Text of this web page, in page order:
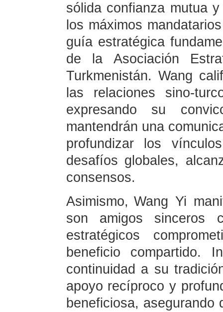
sólida confianza mutua
los máximos
guía estratégica
de la Asociación
Turkmenistán. Wang
las relaciones sino-
expresando su
mantendrán una
profundizar los
desafíos globales,
consensos.
Asimismo, Wang Yi
son amigos sinceros
estratégicos
beneficio compartido.
continuidad a su
apoyo recíproco y
beneficiosa,